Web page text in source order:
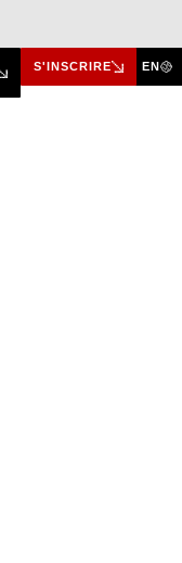
EN
S'INSCRIRE